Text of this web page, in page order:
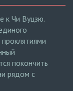
к Чи Вуцзю.
покончить
рядом с